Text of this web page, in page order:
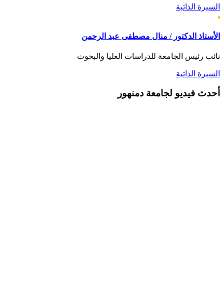
السيرة الذاتية
الأستاذ الدكتور / منال مصطفى عبد الرحمن
نائب رئيس الجامعة للدراسات العليا والبحوث
السيرة الذاتية
أحدث فيديو لجامعة دمنهور